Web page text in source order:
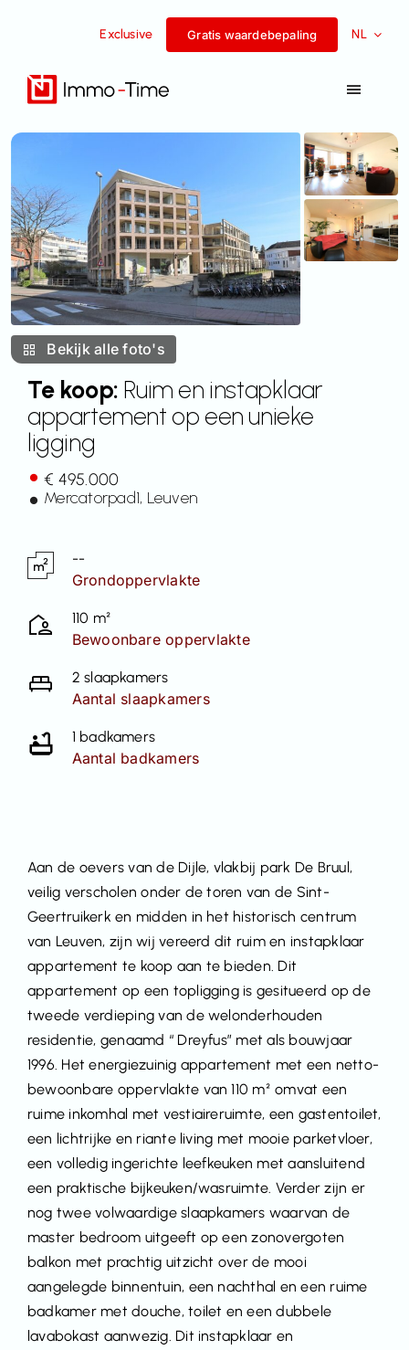
Exclusive Gratis waardebepaling NL
Te koop
Te huur
Succesverhalen
Team
Bekijk alle foto's
Te koop: Ruim en instapklaar
appartement op een unieke
ligging
€ 495.000
Mercatorpad1, Leuven
--
Grondoppervlakte
110 m²
Bewoonbare oppervlakte
2 slaapkamers
Aantal slaapkamers
1 badkamers
Aantal badkamers
Aan de oevers van de Dijle, vlakbij park De Bruul,
veilig verscholen onder de toren van de Sint-
Geertruikerk en midden in het historisch centrum
van Leuven, zijn wij vereerd dit ruim en instapklaar
appartement te koop aan te bieden. Dit
appartement op een topligging is gesitueerd op de
tweede verdieping van de welonderhouden
residentie, genaamd “ Dreyfus” met als bouwjaar
1996. Het energiezuinig appartement met een netto-
bewoonbare oppervlakte van 110 m² omvat een
ruime inkomhal met vestiaireruimte, een gastentoilet,
een lichtrijke en riante living met mooie parketvloer,
een volledig ingerichte leefkeuken met aansluitend
een praktische bijkeuken/wasruimte. Verder zijn er
nog twee volwaardige slaapkamers waarvan de
master bedroom uitgeeft op een zonovergoten
balkon met prachtig uitzicht over de mooi
aangelegde binnentuin, een nachthal en een ruime
badkamer met douche, toilet en een dubbele
lavabokast aanwezig. Dit instapklaar en